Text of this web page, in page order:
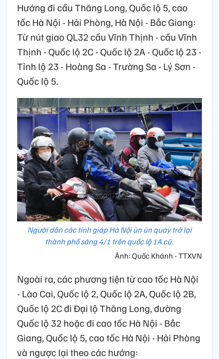
Hướng đi cầu Thăng Long, Quốc lộ 5, cao
tốc Hà Nội - Hải Phòng, Hà Nội - Bắc Giang:
Từ nút giao QL32 cầu Vĩnh Thịnh - cầu Vĩnh
Thịnh - Quốc lộ 2C - Quốc lộ 2A - Quốc lộ 23 -
Tỉnh lộ 23 - Hoàng Sa - Trường Sa - Lý Sơn -
Quốc lộ 5.
Người dân các tỉnh giáp Hà Nội ùn ùn quay trở lại
thành phố sáng 4/1 trên quốc lộ 1A cũ.
Ảnh: Quốc Khánh - TTXVN
Ngoài ra, các phương tiện từ cao tốc Hà Nội
- Lào Cai, Quốc lộ 2, Quốc lộ 2A, Quốc lộ 2B,
Quốc lộ 2C đi Đại lộ Thăng Long, đường
Quốc lộ 32 hoặc đi cao tốc Hà Nội - Bắc
Giang, Quốc lộ 5, cao tốc Hà Nội - Hải Phòng
và ngược lại theo các hướng: